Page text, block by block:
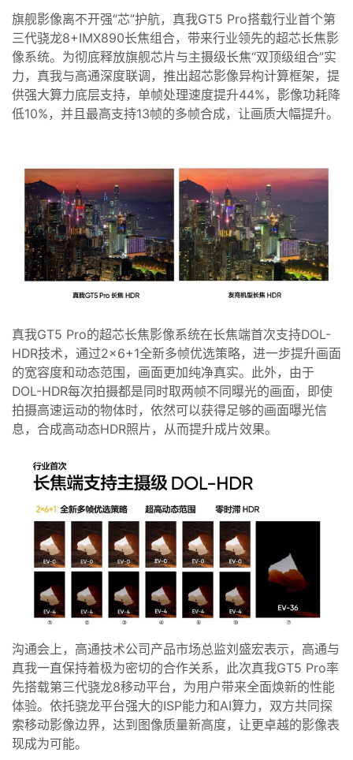
旗舰影像离不开强“芯”护航， 真我GT5 Pro搭载行业首个第
三代骁龙8+IMX890长焦组合， 带来行业领先的超芯长焦影
像系统。 为彻底释放旗舰芯片与主摄级长焦“双顶级组合”实
力， 真我与高通深度联调， 推出超芯影像异构计算框架，提
供强大算力底层支持， 单帧处理速度提升44%，影像功耗降
低10%，并且最高支持13帧的多帧合成，让画质大幅提升。
真我GT5 Pro的超芯长焦影像系统在长焦端首次支持DOL-
HDR技术，通过2×6+1全新多帧优选策略， 进一步提升画面
的宽容度和动态范围 ， 画面更加纯净真实。 此外， 由于
DOL-HDR每次拍摄都是同时取两帧不同曝光的画面，即使
拍摄高速运动的物体时， 依然可以获得足够的画面曝光信
息，合成高动态HDR照片，
从而提升成片效果。
沟通会上， 高通技术公司产品市场总监刘盛宏表示，高通与
真我一直保持着极为密切的合作关系，此次真我GT5 Pro率
先搭载第三代骁龙8移动平台，为用户带来全面焕新的性能
体验。 依托骁龙平台强大的ISP能力和AI算力， 双方共同探
索移动影像边界，达到图像质量新高度， 让更卓越的影像表
现成为可能。